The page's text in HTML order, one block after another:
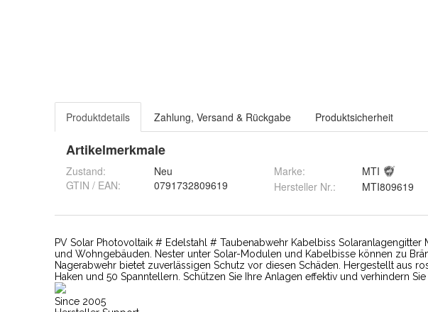
Produktdetails Zahlung, Versand & Rückgabe Produktsicherheit
Artikelmerkmale
Zustand:
Neu
GTIN / EAN:
0791732809619
Marke:
MTI
Hersteller Nr.:
MTI809619